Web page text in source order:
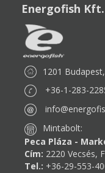
Energofish Kft.
1201
+36-1-283-
Mintabolt:
Peca Pláza -
Cím: 2220 Vecsés,
Tel.: +36-29-553-